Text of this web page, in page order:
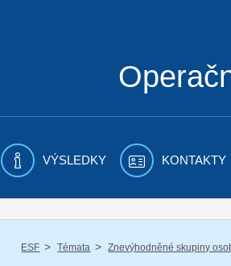
VÝSLEDKY KONTAKTY
ESF / Témata / Znevýhodněné skupiny